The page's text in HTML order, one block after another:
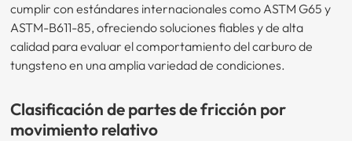
cumplir con estándares internacionales como ASTM G65 y
ASTM-B611-85, ofreciendo soluciones fiables y de alta
calidad para evaluar el comportamiento del carburo de
tungsteno en una amplia variedad de condiciones.
Clasificación de partes de fricción por
movimiento relativo